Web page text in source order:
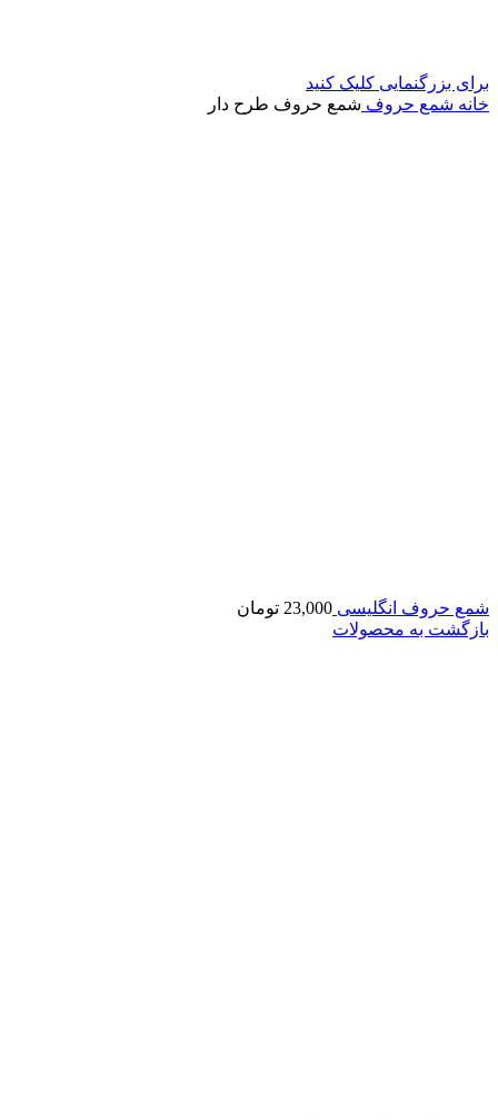
برای بزرگنمایی کلیک کنید
خانه شمع حروف شمع حروف طرح دار
شمع حروف انگلیسی 23,000 تومان
بازگشت به محصولات